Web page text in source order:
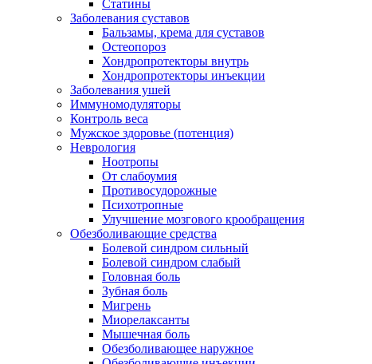
Статины
Заболевания суставов
Бальзамы, крема для суставов
Остеопороз
Хондропротекторы внутрь
Хондропротекторы инъекции
Заболевания ушей
Иммуномодуляторы
Контроль веса
Мужское здоровье (потенция)
Неврология
Ноотропы
От слабоумия
Противосудорожные
Психотропные
Улучшение мозгового крообращения
Обезболивающие средства
Болевой синдром сильный
Болевой синдром слабый
Головная боль
Зубная боль
Мигрень
Миорелаксанты
Мышечная боль
Обезболивающее наружное